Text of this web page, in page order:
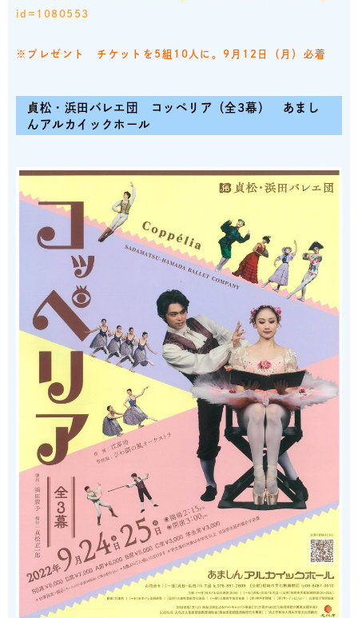
id=1080553
※プレゼント チケットを 5組10人に。9月12日（月）必着
貞松・浜田バレエ団
コッペリア（全3幕） あまし
んアルカイックホール